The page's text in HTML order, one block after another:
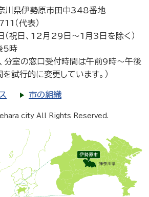
県伊勢原市田中348番地
（代表）
（祝日、12月29日～1月3日を除く）
5時
、分室の窓口受付時間は午前9時～午後
行的に変更しています。）
市の組織
city All Rights Reserved.